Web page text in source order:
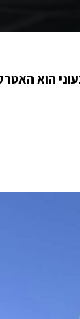
הוא